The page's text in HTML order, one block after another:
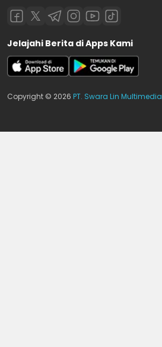
Jelajahi Berita di Apps Kami
Copyright © 2026 PT. Swara Lin Multimedia